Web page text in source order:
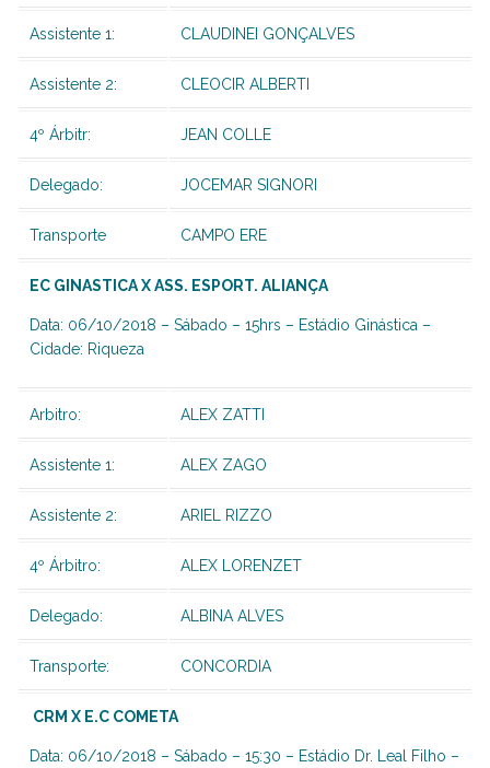
Assistente 1: CLAUDINEI GONÇALVES
Assistente 2: CLEOCIR ALBERTI
4º Árbitr: JEAN COLLE
Delegado: JOCEMAR SIGNORI
Transporte CAMPO ERE
EC GINASTICA X ASS. ESPORT. ALIANÇA
Data: 06/10/2018 – Sábado – 15hrs – Estádio Ginástica –
Cidade: Riqueza
Arbitro: ALEX ZATTI
Assistente 1: ALEX ZAGO
Assistente 2: ARIEL RIZZO
4º Árbitro: ALEX LORENZET
Delegado: ALBINA ALVES
Transporte: CONCORDIA
CRM X E.C COM ETA
Data: 06/10/2018 – Sábado – 15:30 – Estádio Dr. Leal Filho –